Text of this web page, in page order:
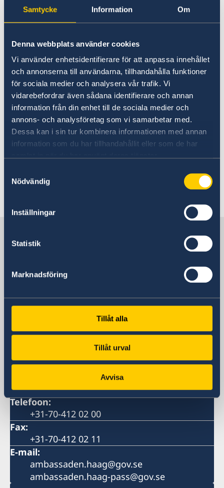
Samtycke Information Om
Denna webbplats använder cookies
Vi använder enhetsidentifierare för att anpassa innehållet
och annonserna till användarna, tillhandahålla funktioner
för sociala medier och analysera vår trafik. Vi
vidarebefordrar även sådana identifierare och annan
information från din enhet till de sociala medier och
annons- och analysföretag som vi samarbetar med.
Dessa kan i sin tur kombinera informationen med annan
information som du har tillhandahållit eller som de har
Nödvändig
Inställningar
Statistik
Marknadsföring
Tillåt alla
Tillåt urval
Avvisa
Kaneelbroodjes
Oekraïne
09 apr 2021
Total Defence 2021-2025
12 nov 2020
ineen voor gender gelijkheid
« 1 2
Ambassade van Zweden
Johan de Wittlaan 7, 4 hg
Ambassade van Zweden
2508 CH Den Haag
Telefoon:
+31-70-412 02 00
Fax:
+31-70-412 02 11
E-mail:
ambassaden.haag@gov.se
ambassaden.haag-pass@gov.se